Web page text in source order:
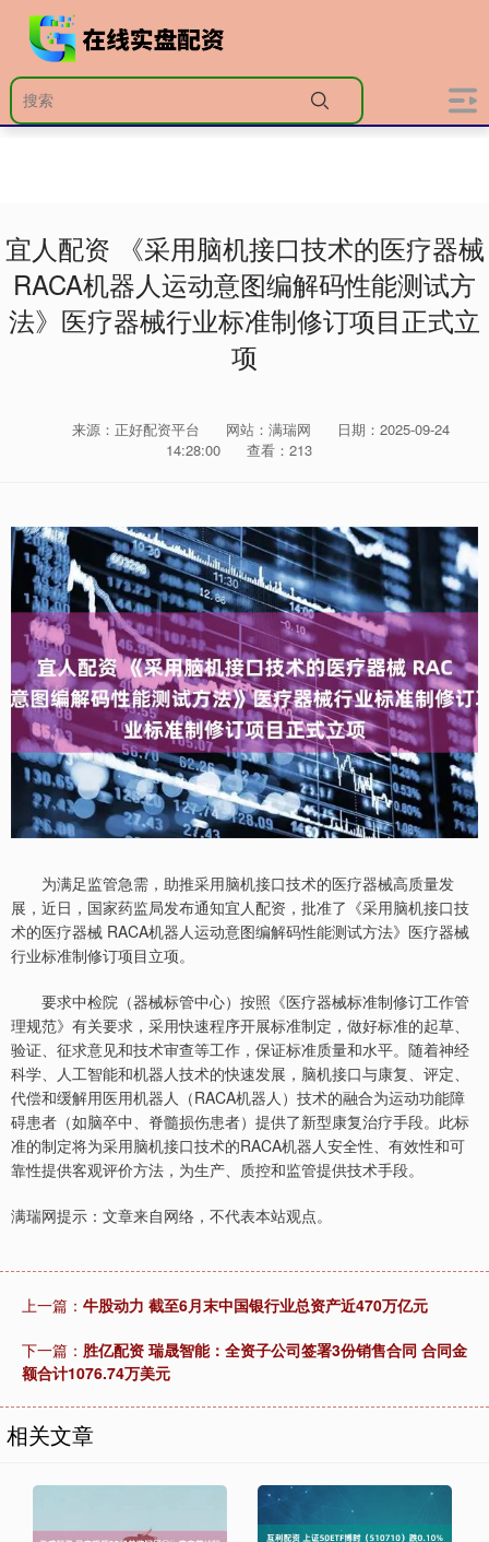
宜人配资 《采用脑机接口技术的医疗器械
RACA机器人运动意图编解码性能测试方
法》医疗器械行业标准制修订项目正式立
项
来源：正好配资平台 网站：满瑞网
日期：2025-09-24
14:28:00
查看：213
为满足监管急需，助推采用脑机接口技术的医疗器械高质量发
展，近日，国家药监局发布通知宜人配资，批准了《采用脑机接口技
术的医疗器械 RACA机器人运动意图编解码性能测试方法》医疗器械
行业标准制修订项目立项。
要求中检院（器械标管中心）按照《医疗器械标准制修订工作管
理规范》有关要求，采用快速程序开展标准制定，做好标准的起草、
验证、征求意见和技术审查等工作，保证标准质量和水平。随着神经
科学、人工智能和机器人技术的快速发展，脑机接口与康复、评定、
代偿和缓解用医用机器人（RACA机器人）技术的融合为运动功能障
碍患者（如脑卒中、脊髓损伤患者）提供了新型康复治疗手段。此标
准的制定将为采用脑机接口技术的RACA机器人安全性、有效性和可
靠性提供客观评价方法，为生产、质控和监管提供技术手段。
满瑞网提示：文章来自网络，不代表本站观点。
上一篇： 牛股动力 截至6月末中国银行业总资产近470万亿元
下一篇： 胜亿配资 瑞晟智能：全资子公司签署3份销售合同 合同金
额合计1076.74万美元
相关文章